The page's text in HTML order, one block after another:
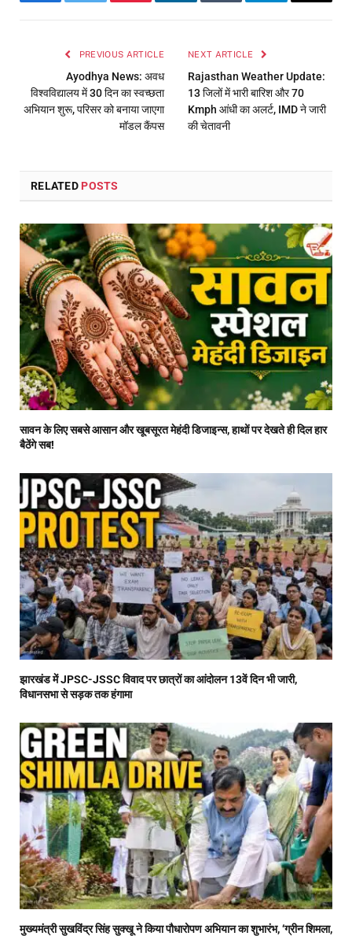
PREVIOUS ARTICLE
Ayodhya News: अवध
विश्वविद्यालय में 30 दिन का स्वच्छता
अभियान शुरू, परिसर को बनाया जाएगा
मॉडल कैंपस
NEXT ARTICLE
Rajasthan Weather Update:
13 जिलों में भारी बारिश और 70
Kmph आंधी का अलर्ट, IMD ने जारी
की चेतावनी
RELATED POSTS
सावन के लिए सबसे आसान और खूबसूरत मेहंदी डिजाइन्स, हाथों पर देखते ही दिल हार
बैठेंगे सब!
झारखंड में JPSC-JSSC विवाद पर छात्रों का आंदोलन 13वें दिन भी जारी,
विधानसभा से सड़क तक हंगामा
मुख्यमंत्री सुखविंद्र सिंह सुक्खू ने किया पौधारोपण अभियान का शुभारंभ, ‘ग्रीन शिमला,